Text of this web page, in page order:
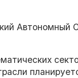
Автономный